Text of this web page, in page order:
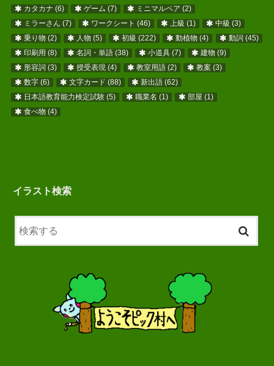
カタカナ (6) ゲーム (7) ミニマルペア (2)
ミラーさん (7) ワークシート (46) 上級 (1) 中級 (3)
乗り物 (2) 人物 (5) 初級 (222) 動植物 (4) 動詞 (45)
印刷用 (8) 名詞・単語 (38) 小道具 (7) 建物 (9)
形容詞 (3) 授受表現 (4) 教室用語 (2) 教案 (3)
数字(6) 文字カード (88) 新出語 (62)
日本語教育能力検定試験(5) 職業名 (1) 部屋 (1)
食べ物 (4)
イラスト検索